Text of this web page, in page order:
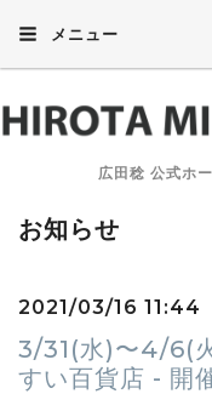
メニュー
広田稔 公式ホ
お知らせ
2021/03/16 11:44
3/31(水)〜4/6(
すい百貨店 - 開